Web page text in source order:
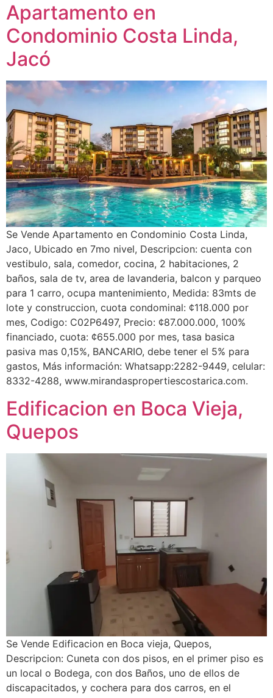
Apartamento en
Condominio Costa Linda,
Jacó
Se Vende Apartamento en Condominio Costa Linda,
Jaco, Ubicado en 7mo nivel, Descripcion: cuenta con
vestibulo, sala, comedor, cocina, 2 habitaciones, 2
baños, sala de tv, area de lavanderia, balcon y parqueo
para 1 carro, ocupa mantenimiento, Medida: 83mts de
lote y construccion, cuota condominal: ¢118.000 por
mes, Codigo: C02P6497, Precio: ¢87.000.000, 100%
financiado, cuota: ¢655.000 por mes, tasa basica
pasiva mas 0,15%, BANCARIO, debe tener el 5% para
gastos, Más información: Whatsapp:2282-9449, celular:
8332-4288, www.mirandaspropertiescostarica.com.
Edificacion en Boca Vieja,
Quepos
Se Vende Edificacion en Boca vieja, Quepos,
Descripcion: Cuneta con dos pisos, en el primer piso es
un local o Bodega, con dos Baños, uno de ellos de
discapacitados, y cochera para dos carros, en el